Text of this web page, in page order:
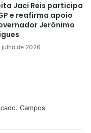
Jaci Reis participa
e reafirma apoio
Jerônimo
julho de 2026
Campos